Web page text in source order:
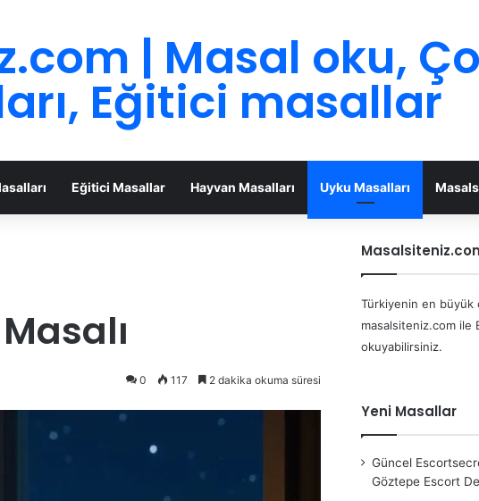
| Masal oku,
Eğitici masallar
Eğitici Masallar Hayvan Masalları Uyku Masalları
0 117 2 dakika okuma süresi
Türkiyenin en büyük
masalsiteniz.com ile
okuyabilirsiniz.
Yeni Masallar
Güncel
Göztepe Escort